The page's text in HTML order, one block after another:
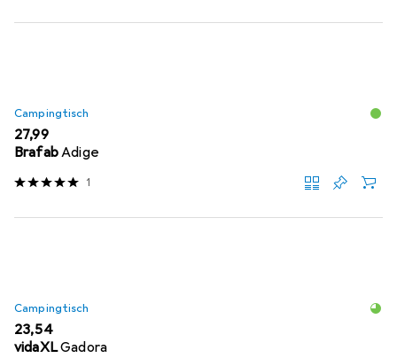
Campingtisch
EUR
27,99
BrafabAdige
1
Campingtisch
EUR
23,54
vidaXLGadora